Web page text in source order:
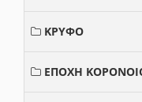
ΚΡΥΦΟ
ΕΠΟΧΗ